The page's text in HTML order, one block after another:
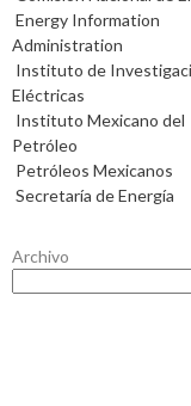
Energy Information
Administration
Instituto de
Eléctricas
Instituto Mexicano del
Petróleo
Petróleos Mexicanos
Secretaría de Energía
Archivo